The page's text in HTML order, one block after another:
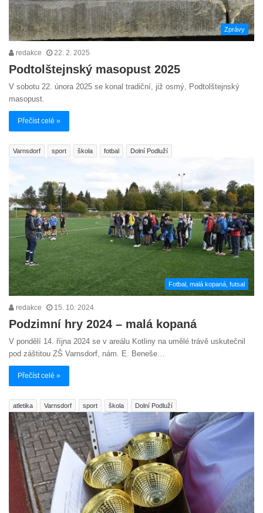
Zprávy
redakce 22. 2. 2025
Podtolštejnský masopust 2025
V sobotu 22. února 2025 se konal tradiční, již osmý, Podtolštejnský
masopust.
Přečíst celé »
Varnsdorf sport škola fotbal Dolní Podluží
Fotbal, malá kopaná, futsal
redakce 15. 10. 2024
Podzimní hry 2024 – malá kopaná
V pondělí 14. října 2024 se v areálu Kotliny na umělé trávě uskutečnil
pod záštitou ZŠ Varnsdorf, nám. E. Beneše…
Přečíst celé »
atletika Varnsdorf sport škola Dolní Podluží